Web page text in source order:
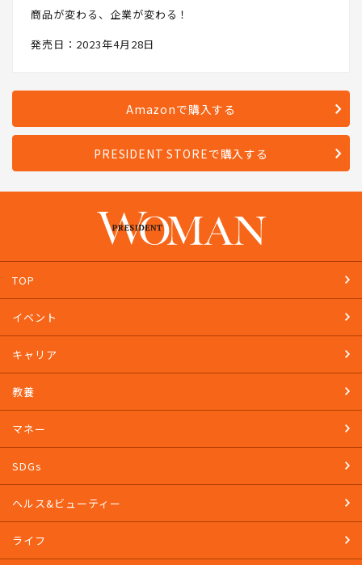
商品が変わる、企業が変わる！
発売日：2023年4月28日
Amazonで購入する
PRESIDENT STOREで購入する
TOP
イベント
キャリア
教養
マネー
SDGs
ヘルス&ビューティー
ライフ